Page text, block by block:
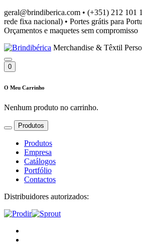
geral@brindiberica.com • (+351) 212 101
rede fixa nacional) • Portes grátis para
Orçamentos e maquetes sem compromisso
Merchandise & Têxtil
0
O Meu Carrinho
Nenhum produto no carrinho.
Produtos
Produtos
Empresa
Catálogos
Portfólio
Contactos
Distribuidores autorizados: